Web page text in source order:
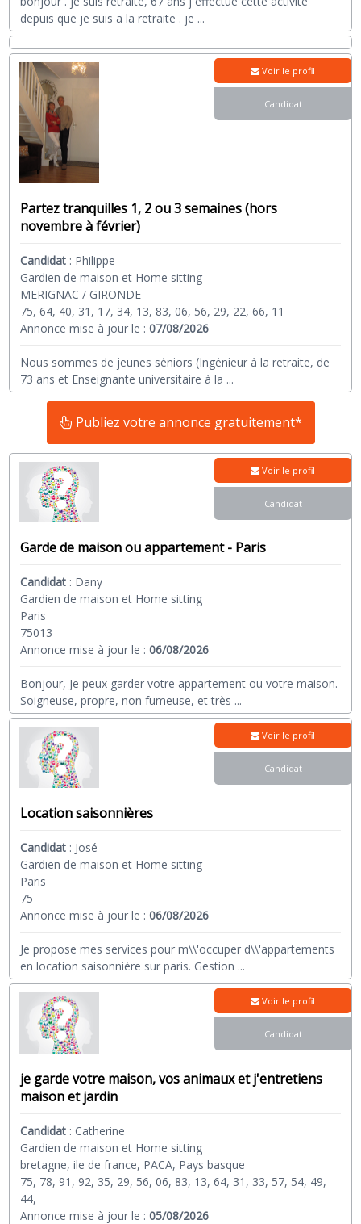
depuis que je suis a la retraite . je ...
Partez tranquilles 1, 2 ou 3 semaines (hors
novembre à février)
Candidat : Philippe
Gardien de maison et Home sitting
MERIGNAC / GIRONDE
75, 64, 40, 31, 17, 34, 13, 83, 06, 56, 29, 22, 66, 11
Annonce mise à jour le :07/08/2026
Nous sommes de jeunes séniors (Ingénieur à la retraite, de
73 ans et Enseignante universitaire à la ...
Voir le profil
Candidat
Publiez votre annonce gratuitement*
Garde de maison ou appartement - Paris
Candidat : Dany
Gardien de maison et Home sitting
Paris
75013
Annonce mise à jour le :06/08/2026
Bonjour, Je peux garder votre appartement ou votre maison.
Soigneuse, propre, non fumeuse, et très ...
Voir le profil
Candidat
Location saisonnières
Candidat : José
Gardien de maison et Home sitting
Paris
75
Annonce mise à jour le :06/08/2026
Je propose mes services pour m\\'occuper d\\'appartements
en location saisonnière sur paris. Gestion ...
Voir le profil
Candidat
je garde votre maison, vos animaux et j'entretiens
maison et jardin
Candidat : Catherine
Gardien de maison et Home sitting
bretagne, ile de france, PACA, Pays basque
75, 78, 91, 92, 35, 29, 56, 06, 83, 13, 64, 31, 33, 57, 54, 49,
44,
Annonce mise à jour le :05/08/2026
Voir le profil
Candidat